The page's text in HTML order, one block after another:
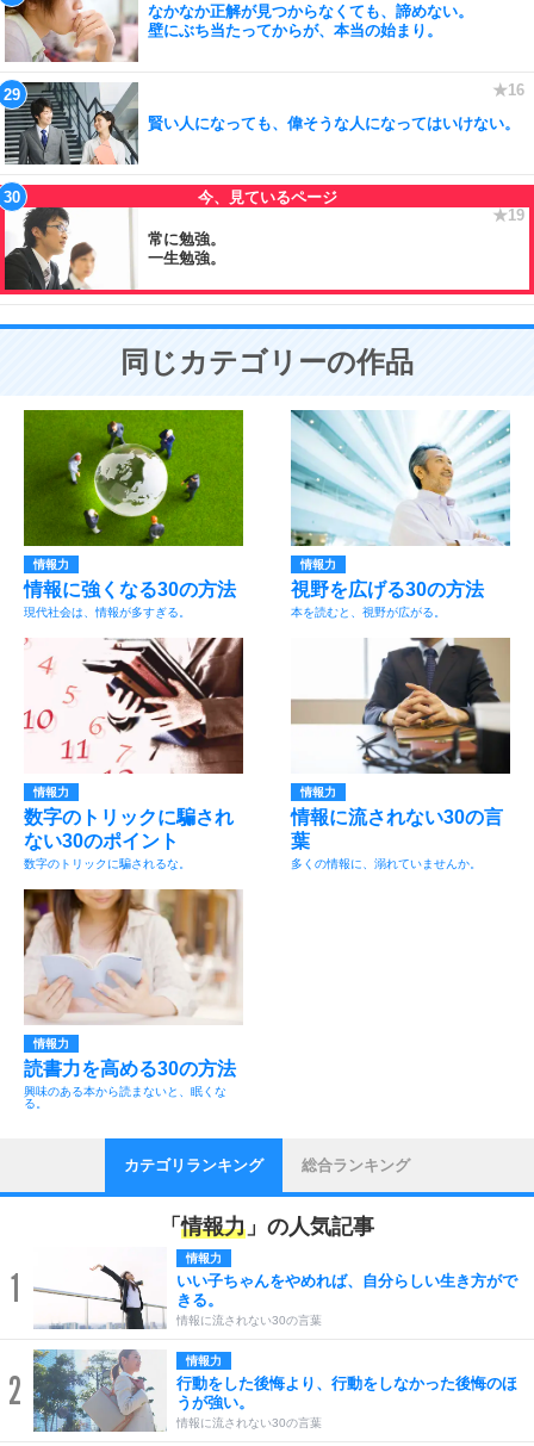
なかなか正解が見つからなくても、諦めない。
壁にぶち当たってからが、本当の始まり。
賢い人になっても、偉そうな人になってはいけない。
常に勉強。
一生勉強。
同じカテゴリーの作品
情報力
情報に強くなる30の方法
現代社会は、情報が多すぎる。
情報力
視野を広げる30の方法
本を読むと、視野が広がる。
情報力
数字のトリックに騙され
ない30のポイント
数字のトリックに騙されるな。
情報力
情報に流されない30の言
葉
多くの情報に、溺れていませんか。
情報力
読書力を高める30の方法
興味のある本から読まないと、眠くな
る。
カテゴリランキング 総合ランキング
「情報力 」の人気記事
1
情報力
いい子ちゃんをやめれば、自分らしい生き方がで
きる。
情報に流されない30の言葉
2
情報力
行動をした後悔より、行動をしなかった後悔のほ
うが強い。
情報に流されない30の言葉